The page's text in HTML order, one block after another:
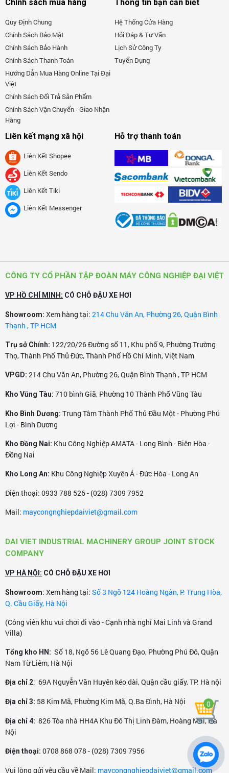
Chính sách mua hàng
Quy Định Chung
Chính Sách Bảo Mật
Chính Sách Bảo Hành
Chính Sách Thanh Toán
Hướng Dẫn Mua Hàng Online Tại Đại
Việt
Chính Sách Đổi Trả Sản Phẩm
Chính Sách Vận Chuyển - Giao Nhận
Hàng
Thông tin bạn cần biết
Hệ Thống Cửa Hàng
Hỏi Đáp & Tư Vấn
Lịch Sử Công Ty
Tuyển Dụng
Liên kết mạng xã hội
Liên Kết Shopee
Liên Kết Sendo
Liên Kết Tiki
Liên Kết Messenger
Hỗ trợ thanh toán
CÔNG TY CỔ PHẦN TẬP ĐOÀN MÁY CÔNG NGHIỆP ĐẠI VIỆT
VP HỒ CHÍ MINH: CÓ CHỖ ĐẬU XE HƠI
Showroom: Xem hàng tại: 214 Chu Văn An, Phường 26, Quận Bình
Thạnh , TP HCM
Trụ sở Chính: 122/20/26 Đường số 11, Khu phố 9, Phường Trường
Thọ, Thành Phố Thủ Đức, Thành Phố Hồ Chí Minh, Việt Nam
VPGD: 214 Chu Văn An, Phường 26, Quận Bình Thạnh , TP HCM
Kho Vũng Tàu: 710 bình Giã, Phường 10 Thành Phố Vũng Tàu
Kho Bình Dương: Trung Tâm Thành Phố Thủ Đầu Một - Phường Phú
Lợi - Bình Dương
Kho Đồng Nai: Khu Công Nghiệp AMATA - Long Bình - Biên Hòa -
Đồng Nai
Kho Long An: Khu Công Nghiệp Xuyên Á - Đức Hòa - Long An
Điện thoại: 0933 788 526 - (028) 7309 7952
Mail: maycongnghiepdaiviet@gmail.com
DAI VIET INDUSTRIAL MACHINERY GROUP JOINT STOCK
COMPANY
VP HÀ NỘI: CÓ CHỖ ĐẬU XE HƠI
Showroom: Xem hàng tại: Số 3 Ngõ 124 Hoàng Ngân, P. Trung Hòa,
Q. Cầu Giấy, Hà Nội
(Công viên khu vui chơi đi vào - Cạnh nhà nghỉ Mai Linh và Grand
Villa)
Tổng kho HN: Số 18, Ngõ 56 Lê Quang Đạo, Phường Phú Đô, Quận
Nam Từ Liêm, Hà Nội
Địa chỉ 2: 69A Nguyễn Văn Huyên kéo dài, Quận cầu giấy, TP. Hà nội
Địa chỉ 3: 58 Kim Mã, Phường Kim Mã, Q.Ba Đình, Hà Nội
Địa chỉ 4: 826 Tòa nhà HH4A Khu Đô Thị Linh Đàm, Hoàng Mai, Hà
Nội
Điện thoại: 0708 868 078 - (028) 7309 7956
Vui lòng gửi yêu cầu về Mail: maycongnghiepdaiviet@gmail.com
0